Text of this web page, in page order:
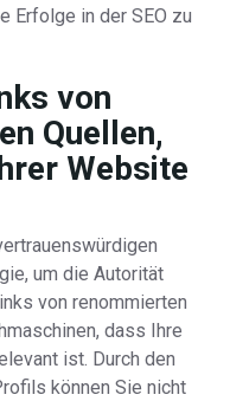
Erfolge in der SEO zu
von
Quellen,
Website
um die Autorität
von renommierten
dass Ihre
ist. Durch den
können Sie nicht